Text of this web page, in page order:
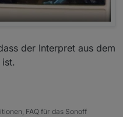
der Interpret aus dem
FAQ für das Sonoff